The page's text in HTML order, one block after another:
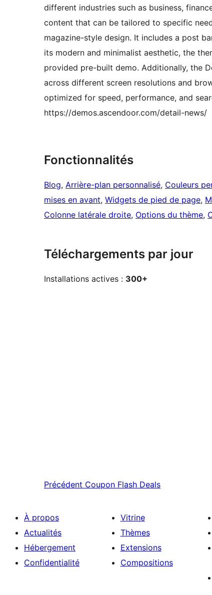
different industries such as business,
content that can be tailored to specific
magazine-style design. It includes a post
its modern and minimalist aesthetic, the
provided pre-built demo. Additionally, the
across different screen resolutions and
optimized for speed, performance, and
https://demos.ascendoor.com/detail-news/
Fonctionnalités
Blog, Arrière-plan personnalisé, Couleurs
mises en avant, Widgets de pied de page,
Colonne latérale droite, Options du thème,
Téléchargements par jour
Installations actives : 300+
Précédent Coupon Flash Deals
À propos
Actualités
Hébergement
Confidentialité
Vitrine
Thèmes
Extensions
Compositions